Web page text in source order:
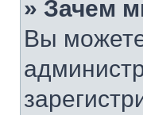
» Зачем
Вы можете